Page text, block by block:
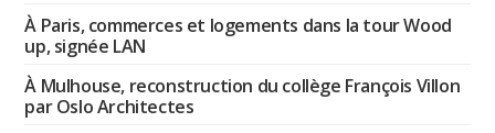
À Paris, commerces et logements dans la tour Wood
up, signée LAN
À Mulhouse, reconstruction du collège François Villon
par Oslo Architectes